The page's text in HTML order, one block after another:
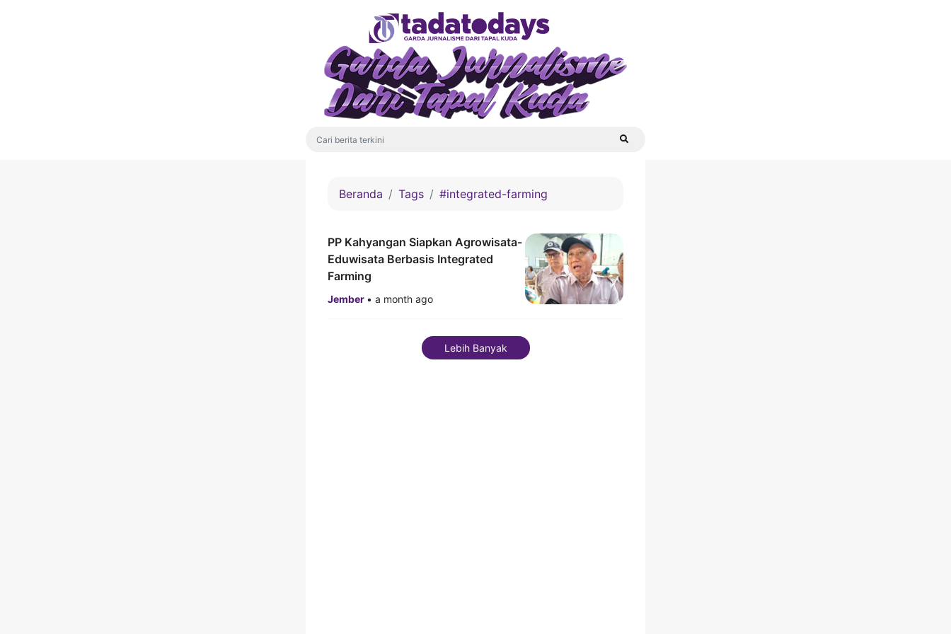
Beranda Tags #integrated-farming
PP Kahyangan Siapkan Agrowisata-
Eduwisata Berbasis Integrated
Farming
Jember • a month ago
Lebih Banyak